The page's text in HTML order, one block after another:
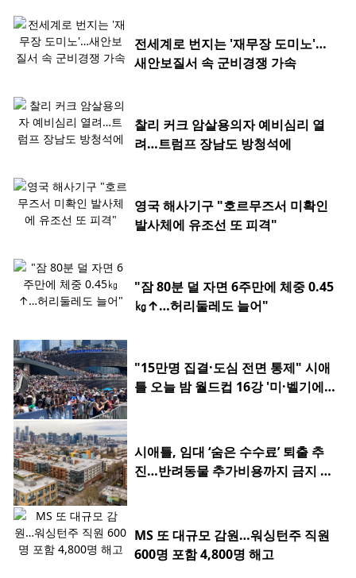
전세계로 번지는 '재무장 도미노'…
새안보질서 속 군비경쟁 가속
찰리 커크 암살용의자 예비심리 열
려…트럼프 장남도 방청석에
영국 해사기구 "호르무즈서 미확인
발사체에 유조선 또 피격"
"잠 80분 덜 자면 6주만에 체중 0.45
㎏↑…허리둘레도 늘어"
"15만명 집결·도심 전면 통제" 시애
틀 오늘 밤 월드컵 16강 '미·벨기에
시애틀, 임대 ‘숨은 수수료’ 퇴출 추
진…반려동물 추가비용까지 금지 검
MS 또 대규모 감원…워싱턴주 직원
600명 포함 4,800명 해고